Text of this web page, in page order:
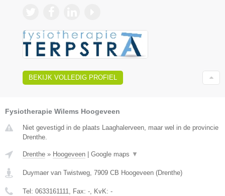
BEKIJK VOLLEDIG PROFIEL
Fysiotherapie Wilems Hoogeveen
Niet gevestigd in de plaats Laaghalerveen, maar wel in de provincie
Drenthe.
Drenthe » Hoogeveen Google maps ▼
Duymaer van Twistweg, 7909 CB Hoogeveen (Drenthe)
Tel: 0633161111, Fax: -, KvK: -